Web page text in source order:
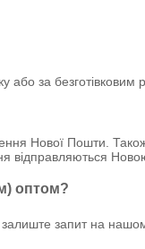
за безготівковим
Нової Пошти.
відправляються
оптом?
запит на